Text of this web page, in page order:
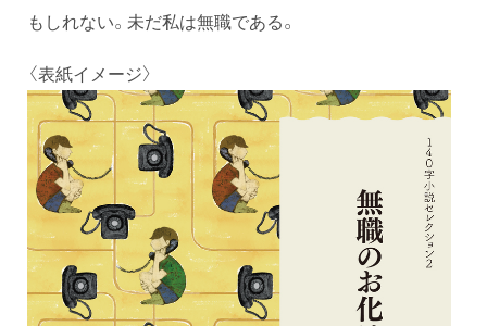
もしれない。未だ私は無職である。
〈表紙イメージ〉